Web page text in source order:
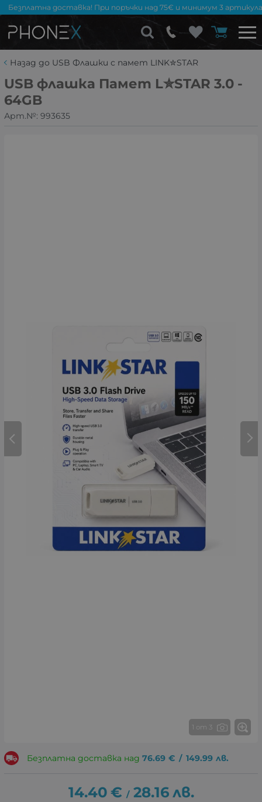
Безплатна доставка! При поръчки над 75€ и минимум 3
Назад до USB Флашки с памет LINK✮STAR
USB флашка Памет L✮STAR 3.0 -
64GB
Арт.№: 993635
1 от 3
Безплатна доставка над 76.69 € / 149.99 лв.
14.40 € / 28.16 лв.